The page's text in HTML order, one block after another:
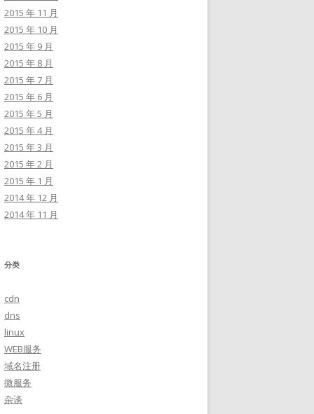
2015 年 11 月
2015 年 10 月
2015 年 9 月
2015 年 8 月
2015 年 7 月
2015 年 6 月
2015 年 5 月
2015 年 4 月
2015 年 3 月
2015 年 2 月
2015 年 1 月
2014 年 12 月
2014 年 11 月
分类
cdn
dns
linux
WEB服务
域名注册
微服务
杂谈